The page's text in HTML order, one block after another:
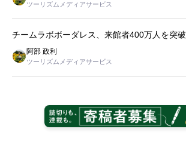
ツーリズムメディアサービス
チームラボボーダレス、来館者400万人を突破
阿部 政利
ツーリズムメディアサービス